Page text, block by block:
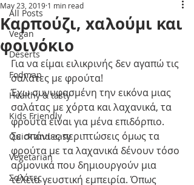
All Posts
Vegan
Deserts
Fodmap
Healthy & tasty
Kids Friendly
Quick and easy
Vegetarian
Σαλάτες
Kαρπούζι, xαλούμι και
φοινόκιο
May 23, 2019 1 min read
Για να είμαι ειλικρινής δεν αγαπώ τις
σαλάτες με φρούτα!
Έχω συνυφασμένη την εικόνα μιας
σαλάτας με χόρτα και λαχανικά, τα
φρούτα είναι για μένα επιδόρπιο.
Σε σπάνιες περιπτώσεις όμως τα
φρούτα με τα λαχανικά δένουν τόσο
αρμονικά που δημιουργούν μια
τέλεια γευστική εμπειρία. Όπως